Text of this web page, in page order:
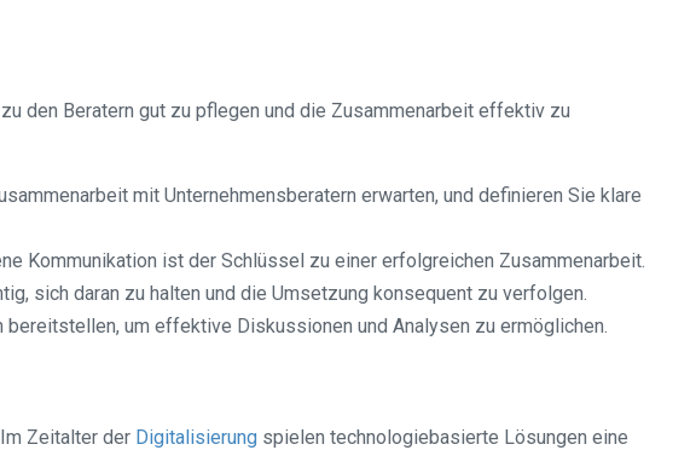
den Beratern gut zu pflegen und die Zusammenarbeit effektiv zu
mit Unternehmensberatern erwarten, und definieren Sie klare
Kommunikation ist der Schlüssel zu einer erfolgreichen Zusammenarbeit.
sich daran zu halten und die Umsetzung konsequent zu verfolgen.
um effektive Diskussionen und Analysen zu ermöglichen.
Zeitalter der Digitalisierung spielen technologiebasierte Lösungen eine